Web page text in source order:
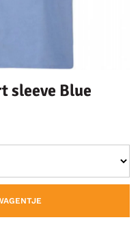
sleeve Blue